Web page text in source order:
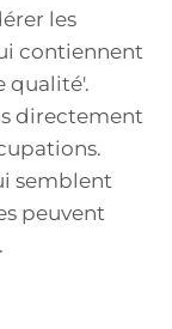
les
contiennent
qualité'.
directement
semblent
peuvent